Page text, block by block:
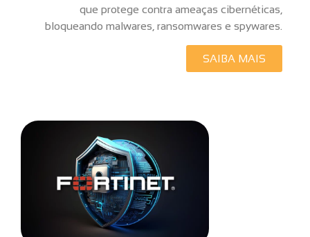
que protege contra ameaças cibernéticas,
bloqueando malwares, ransomwares e spywares.
SAIBA MAIS